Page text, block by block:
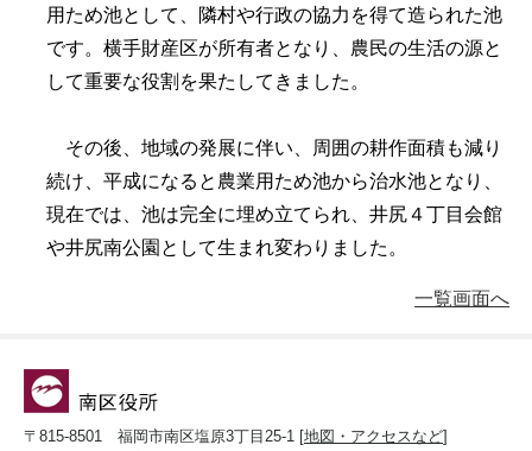
用ため池として、隣村や行政の協力を得て造られた池
です。横手財産区が所有者となり、農民の生活の源と
して重要な役割を果たしてきました。
その後、地域の発展に伴い、周囲の耕作面積も減り
続け、平成になると農業用ため池から治水池となり、
現在では、池は完全に埋め立てられ、井尻４丁目会館
や井尻南公園として生まれ変わりました。
一覧画面へ
〒815-8501 福岡市南区塩原3丁目25-1 [地図・アクセスなど]